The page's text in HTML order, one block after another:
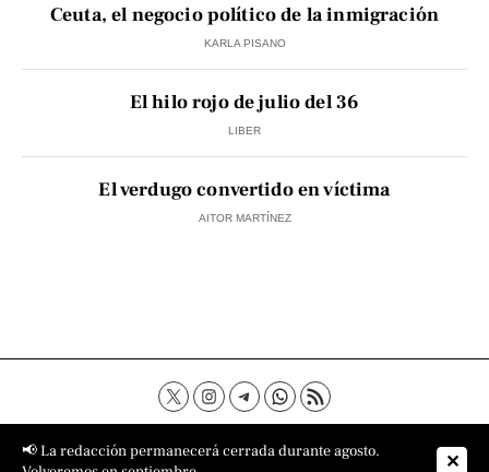
Ceuta, el negocio político de la inmigración
KARLA PISANO
El hilo rojo de julio del 36
LIBER
El verdugo convertido en víctima
AITOR MARTÍNEZ
Contacto Aviso Legal
Política de privacidad
Política de cookies
Sobre nosotros
📢 La redacción permanecerá cerrada durante agosto.
✕